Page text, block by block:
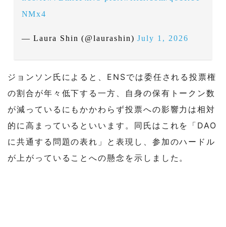
NMx4
— Laura Shin (@laurashin)July 1, 2026
ジョンソン氏によると、ENSでは委任される投票権
の割合が年々低下する一方、自身の保有トークン数
が減っているにもかかわらず投票への影響力は相対
的に高まっているといいます。同氏はこれを「DAO
に共通する問題の表れ」と表現し、参加のハードル
が上がっていることへの懸念を示しました。